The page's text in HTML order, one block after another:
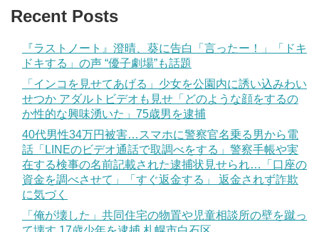
Recent Posts
『ラストノート』澄晴、葵に告白「言ったー！」「ドキ
ドキする」の声 “優子劇場”も話題
「インコを見せてあげる」少女を公園内に誘い込みわい
せつか アダルトビデオも見せ「どのような顔をするの
か性的な興味湧いた」75歳男を逮捕
40代男性34万円被害…スマホに警察官名乗る男から電
話「LINEのビデオ通話で取調べをする」警察手帳や実
在する検事の名前記載された逮捕状見せられ…「口座の
資金を調べさせて」「すぐ返金する」 返金されず詐欺
に気づく
「俺が壊した」共同住宅の物置や児童相談所の壁を蹴っ